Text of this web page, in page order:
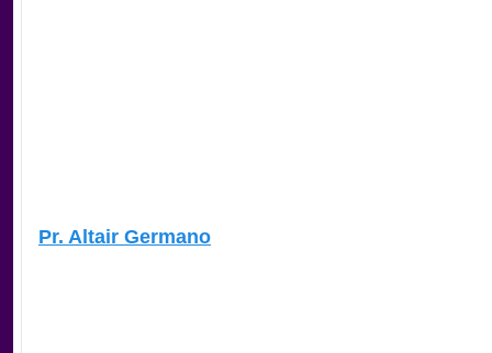
Pr. Altair Germano